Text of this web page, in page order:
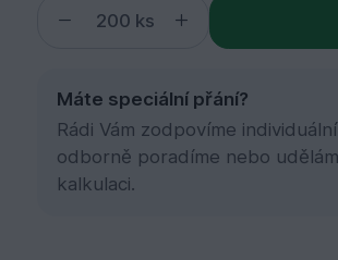
ks
Máte speciální přání?
Rádi Vám zodpovíme
odborně poradíme nebo
kalkulaci.